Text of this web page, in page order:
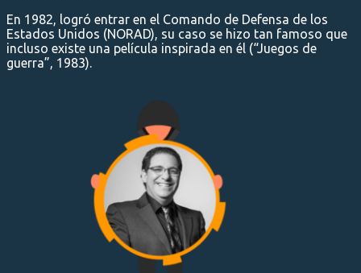
En 1982, logró entrar en el Comando de Defensa de los
Estados Unidos (NORAD), su caso se hizo tan famoso que
incluso existe una película inspirada en él (“Juegos de
guerra”, 1983).